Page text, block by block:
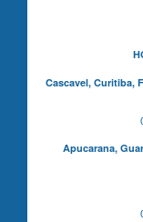
Cascavel, Curitiba,
Apucarana,